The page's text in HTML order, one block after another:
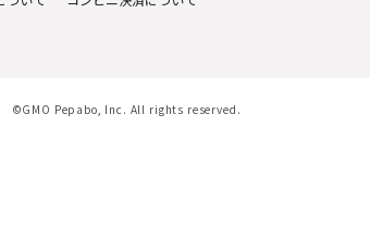
©GMO Pepabo, Inc. All rights reserved.